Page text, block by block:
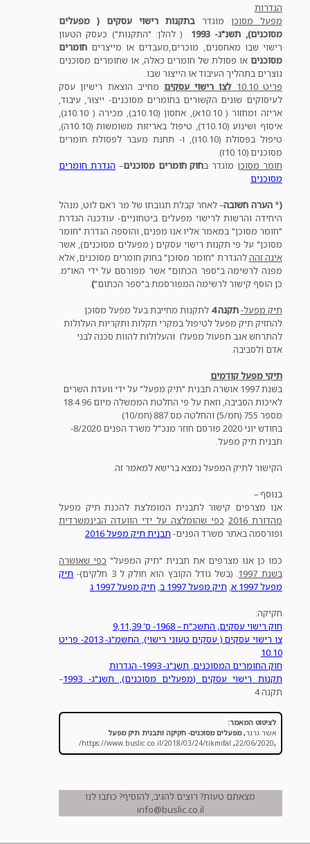
הגדרות
מפעל מסוכן מוגדרבתקנות רישוי עסקים ( מפעלים
מסוכנים), תשנ"ג- 1993
( להלן: "התקנות") כעסק הטעון
רישוי שבו מאחסנים, מוכרים,מעבדים או מייצרים חומרים
מסוכנים או פסולת של חומרים כאלה, או שחומרים מסוכנים
נוצרים בתהליך העיבוד או הייצור שבו.
פריט 10.10
לצו רישוי עסקים מחייב הוצאת רישיון עסק
לעיסוקים שונים הקשורים בחומרים מסוכנים- ייצור, עיבוד,
אריזה ומחזור ( 10.10א), אחסון (10.10ב), מכירה ( 10.10ג),
איסוף ושינוע (10.10ד), טיפול באריזות משומשות (10.10ה),
טיפול בפסולת (10.10ו), ו- תחנת מעבר לפסולת חומרים
מסוכנים (10.10ז).
חומר מסוכן מוגדר בחוק חומרים מסוכנים– הגדרת חומרים
מסוכנים
(
*הערה חשובה– לאחר קבלת תגובתו של מר ראם לוט, מנהל
היחידה והרשות לרישוי מפעלים ביטחוניים- עודכנה הגדרת
"חומר מסוכן" במאמר אליו אנו מפנים, והוספה הגדרת "חומר
מסוכן" על פי תקנות רישוי עסקים ( מפעלים מסוכנים), אשר
אינה זההלהגדרת "חומר מסוכן" בחוק חומרים מסוכנים, אלא
מפנה לרשימה ב"ספר הכתום" אשר מפורסם על ידי האו"מ.
כן הוסף קישור לרשימה המפורסמת ב"ספר הכתום")
.
תיק מפעל-תקנה 4 לתקנות מחייבת בעל מפעל מסוכן
להחזיק תיק מפעל לטיפול במקרי תקלות ותקריות העלולות
להתרחש אגב תפעול מפעלו והעלולות להוות סכנה לבני
אדם ולסביבה.
תיקי מפעל קודמים
בשנת 1997 אושרה תבנית "תיק מפעל" על ידי וועדת השרים
לאיכות הסביבה, וזאת על פי החלטת הממשלה מיום 18.4.96
מספר 755 (חמ/5) והחלטה מס 887 (חמ/10)
בחודש יוני 2020 פורסם חוזר מנכ"ל משרד הפנים 8/2020-
תבנית תיק מפעל.
הקישור לתיק המפעל נמצא ברישא למאמר זה.
בנוסף –
אנו מצרפים קישור לתבנית המומלצת להכנת תיק מפעל
מהדורת 2016
כפי שהומלצה על ידי הוועדה הבינמשרדית
ופורסמה באתר משרד הפנים- תבנית תיק מפעל 2016
כמו כן אנו מצרפים את תבנית "תיק המפעל" כפי שאושרה
בשנת 1997
. (בשל גודל הקובץ הוא חולק ל 3 חלקים)-
תיק
מפעל 1997 א
, תיק מפעל 1997 ב , תיק מפעל 1997 ג
חקיקה:
חוק רישוי עסקים, התשכ"ח – 1968- ס' 9,11,39
צו רישוי עסקים ( עסקים טעוני רישוי), התשמ"ג- 2013- פריט
10.10
חוק החומרים המסוכנים, תשנ"ג- 1993- הגדרות
תקנות רישוי עסקים (מפעלים מסוכנים), תשנ"ג- 1993
–
תקנה 4
לציטוט המאמר:
אשר גרנר,מפעלים מסוכנים- חקיקה ותבנית תיק מפעל
,
22/06/2020
,
https://www.buslic.co.il/2018/03/24/tikmifal/
מצאתם טעות? רוצים להגיב, להוסיף? כתבו לנו
info@buslic.co.il